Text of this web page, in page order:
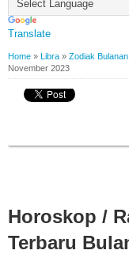
Translate
Home » Libra » Zodiak Bulanan
November 2023
BYWEBBUDI.COM
Horoskop / Ramalan
Horoskop /
Terbaru